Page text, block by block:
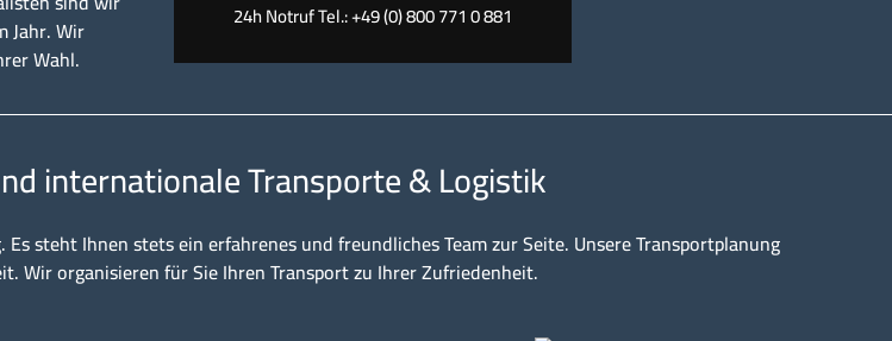
Jahr. Wir
Wahl.
24h Notruf Tel.: +49 (0) 800 771 0 881
internationale Transporte & Logistik
steht Ihnen stets ein erfahrenes und freundliches Team zur Seite. Unsere Transportplanung
Wir organisieren für Sie Ihren Transport zu Ihrer Zufriedenheit.